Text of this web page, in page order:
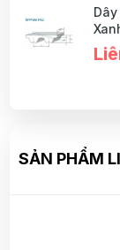
SẢN PHẨM